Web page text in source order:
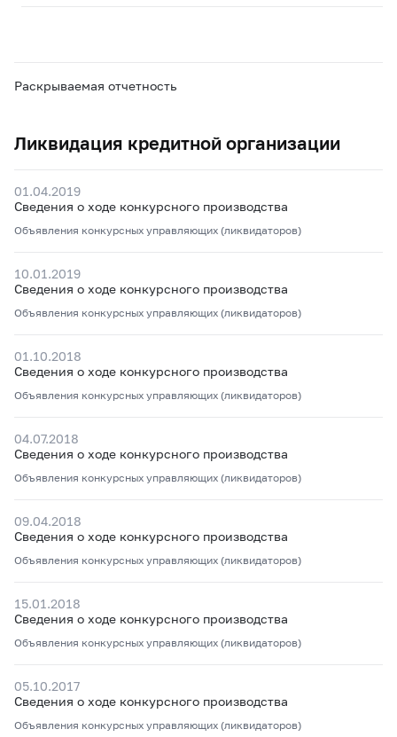
Раскрываемая отчетность
Ликвидация кредитной организации
01.04.2019
Сведения о ходе конкурсного производства
Объявления конкурсных управляющих (ликвидаторов)
10.01.2019
Сведения о ходе конкурсного производства
Объявления конкурсных управляющих (ликвидаторов)
01.10.2018
Сведения о ходе конкурсного производства
Объявления конкурсных управляющих (ликвидаторов)
04.07.2018
Сведения о ходе конкурсного производства
Объявления конкурсных управляющих (ликвидаторов)
09.04.2018
Сведения о ходе конкурсного производства
Объявления конкурсных управляющих (ликвидаторов)
15.01.2018
Сведения о ходе конкурсного производства
Объявления конкурсных управляющих (ликвидаторов)
05.10.2017
Сведения о ходе конкурсного производства
Объявления конкурсных управляющих (ликвидаторов)